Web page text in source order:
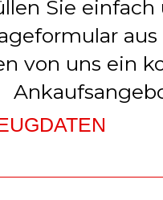
Sie einfach
aus
von uns ein